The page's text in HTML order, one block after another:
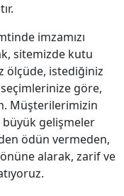
imzamızı
sitemizde kutu
ölçüde, istediğiniz
göre,
Müşterilerimizin
gelişmeler
ödün vermeden,
alarak, zarif ve